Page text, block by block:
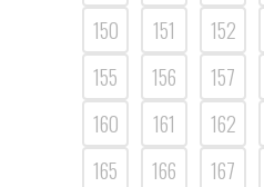
150
151 152
155
156 157
160
161 162
165
166 167